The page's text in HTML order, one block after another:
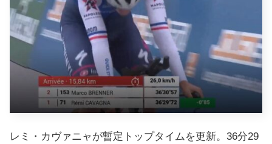
レミ・カヴァニャが暫定トップタイムを更新。36分29